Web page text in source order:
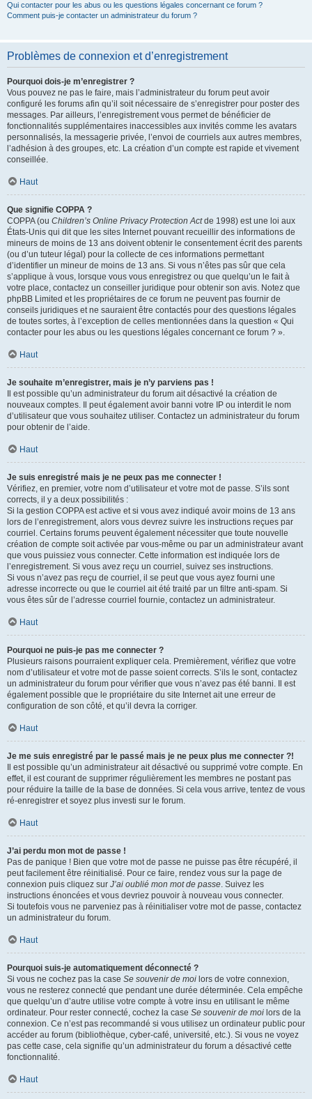
Qui contacter pour les abus ou les questions légales concernant ce forum ?
Comment puis-je contacter un administrateur du forum ?
Problèmes de connexion et d’enregistrement
Pourquoi dois-je m’enregistrer ?
Vous pouvez ne pas le faire, mais l’administrateur du forum peut avoir
configuré les forums afin qu’il soit nécessaire de s’enregistrer pour poster des
messages. Par ailleurs, l’enregistrement vous permet de bénéficier de
fonctionnalités supplémentaires inaccessibles aux invités comme les avatars
personnalisés, la messagerie privée, l’envoi de courriels aux autres membres,
l’adhésion à des groupes, etc. La création d’un compte est rapide et vivement
conseillée.
Haut
Que signifie COPPA ?
COPPA (ou Children’s Online Privacy Protection Actde 1998) est une loi aux
États-Unis qui dit que les sites Internet pouvant recueillir des informations de
mineurs de moins de 13 ans doivent obtenir le consentement écrit des parents
(ou d’un tuteur légal) pour la collecte de ces informations permettant
d’identifier un mineur de moins de 13 ans. Si vous n’êtes pas sûr que cela
s’applique à vous, lorsque vous vous enregistrez ou que quelqu’un le fait à
votre place, contactez un conseiller juridique pour obtenir son avis. Notez que
phpBB Limited et les propriétaires de ce forum ne peuvent pas fournir de
conseils juridiques et ne sauraient être contactés pour des questions légales
de toutes sortes, à l’exception de celles mentionnées dans la question « Qui
contacter pour les abus ou les questions légales concernant ce forum ? ».
Haut
Je souhaite m’enregistrer, mais je n’y parviens pas !
Il est possible qu’un administrateur du forum ait désactivé la création de
nouveaux comptes. Il peut également avoir banni votre IP ou interdit le nom
d’utilisateur que vous souhaitez utiliser. Contactez un administrateur du forum
pour obtenir de l’aide.
Haut
Je suis enregistré mais je ne peux pas me connecter !
Vérifiez, en premier, votre nom d’utilisateur et votre mot de passe. S’ils sont
corrects, il y a deux possibilités :
Si la gestion COPPA est active et si vous avez indiqué avoir moins de 13 ans
lors de l’enregistrement, alors vous devrez suivre les instructions reçues par
courriel. Certains forums peuvent également nécessiter que toute nouvelle
création de compte soit activée par vous-même ou par un administrateur avant
que vous puissiez vous connecter. Cette information est indiquée lors de
l’enregistrement. Si vous avez reçu un courriel, suivez ses instructions.
Si vous n’avez pas reçu de courriel, il se peut que vous ayez fourni une
adresse incorrecte ou que le courriel ait été traité par un filtre anti-spam. Si
vous êtes sûr de l’adresse courriel fournie, contactez un administrateur.
Haut
Pourquoi ne puis-je pas me connecter ?
Plusieurs raisons pourraient expliquer cela. Premièrement, vérifiez que votre
nom d’utilisateur et votre mot de passe soient corrects. S’ils le sont, contactez
un administrateur du forum pour vérifier que vous n’avez pas été banni. Il est
également possible que le propriétaire du site Internet ait une erreur de
configuration de son côté, et qu’il devra la corriger.
Haut
Je me suis enregistré par le passé mais je ne peux plus me connecter ?!
Il est possible qu’un administrateur ait désactivé ou supprimé votre compte. En
effet, il est courant de supprimer régulièrement les membres ne postant pas
pour réduire la taille de la base de données. Si cela vous arrive, tentez de vous
ré-enregistrer et soyez plus investi sur le forum.
Haut
J’ai perdu mon mot de passe !
Pas de panique ! Bien que votre mot de passe ne puisse pas être récupéré, il
peut facilement être réinitialisé. Pour ce faire, rendez vous sur la page de
connexion puis cliquez sur J’ai oublié mon mot de passe. Suivez les
instructions énoncées et vous devriez pouvoir à nouveau vous connecter.
Si toutefois vous ne parveniez pas à réinitialiser votre mot de passe, contactez
un administrateur du forum.
Haut
Pourquoi suis-je automatiquement déconnecté ?
Si vous ne cochez pas la case Se souvenir de moi lors de votre connexion,
vous ne resterez connecté que pendant une durée déterminée. Cela empêche
que quelqu’un d’autre utilise votre compte à votre insu en utilisant le même
ordinateur. Pour rester connecté, cochez la case Se souvenir de moi lors de la
connexion. Ce n’est pas recommandé si vous utilisez un ordinateur public pour
accéder au forum (bibliothèque, cyber-café, université, etc.). Si vous ne voyez
pas cette case, cela signifie qu’un administrateur du forum a désactivé cette
fonctionnalité.
Haut